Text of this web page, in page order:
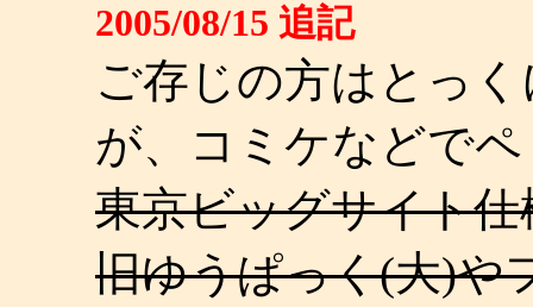
2005/08/15 追記
ご存じの方はとっ
が、コミケなどで
東京ビッグサイト
旧ゆうぱっく(大)や